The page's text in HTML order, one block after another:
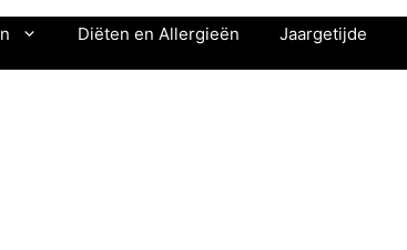
Diëten en Allergieën Jaargetijde